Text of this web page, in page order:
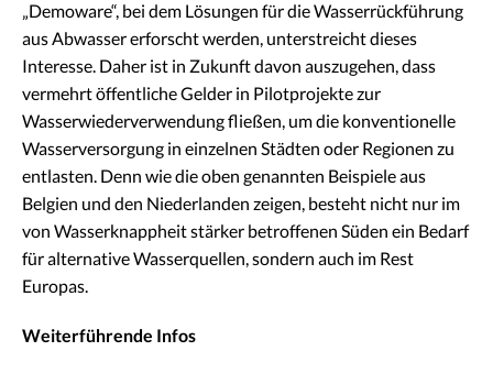
„Demoware“, bei dem Lösungen für die Wasserrückführung
aus Abwasser erforscht werden, unterstreicht dieses
Interesse. Daher ist in Zukunft davon auszugehen, dass
vermehrt öffentliche Gelder in Pilotprojekte zur
Wasserwiederverwendung fließen, um die konventionelle
Wasserversorgung in einzelnen Städten oder Regionen zu
entlasten. Denn wie die oben genannten Beispiele aus
Belgien und den Niederlanden zeigen, besteht nicht nur im
von Wasserknappheit stärker betroffenen Süden ein Bedarf
für alternative Wasserquellen, sondern auch im Rest
Europas.
Weiterführende Infos